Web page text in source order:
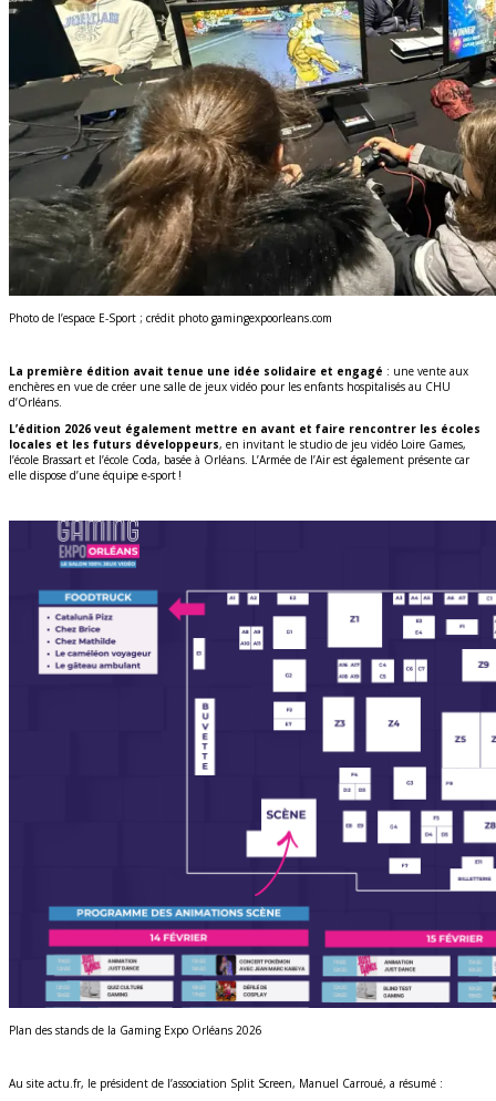
Photo de l’espace E-Sport ; crédit photo gamingexpoorleans.com
La première édition avait tenue une idée solidaire et engagé : une vente aux
enchères en vue de créer une salle de jeux vidéo pour les enfants hospitalisés au CHU
d’Orléans.
L’édition 2026 veut également mettre en avant et faire rencontrer les écoles
locales et les futurs développeurs, en invitant le studio de jeu vidéo Loire Games,
l’école Brassart et l’école Coda, basée à Orléans. L’Armée de l’Air est également présente car
elle dispose d’une équipe e-sport !
Plan des stands de la Gaming Expo Orléans 2026
Au site actu.fr, le président de l’association Split Screen, Manuel Carroué, a résumé :